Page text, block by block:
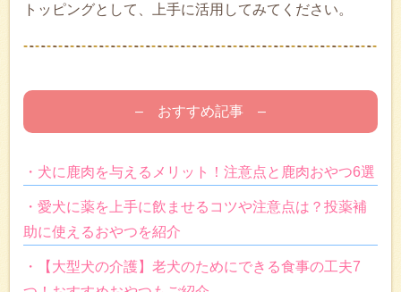
トッピングとして、上手に活用してみてください。
– おすすめ記事 –
・犬に鹿肉を与えるメリット！注意点と鹿肉おやつ6選
・愛犬に薬を上手に飲ませるコツや注意点は？投薬補
助に使えるおやつを紹介
・【大型犬の介護】老犬のためにできる食事の工夫7